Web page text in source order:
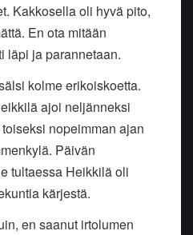
Kakkosella oli hyvä pito,
En ota mitään
läpi ja parannetaan.
kolme erikoiskoetta.
ajoi neljänneksi
nopeimman ajan
Päivän
tultaessa Heikkilä oli
kärjestä.
en saanut irtolumen